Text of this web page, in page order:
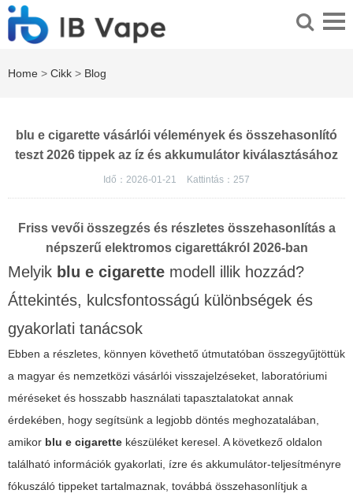
Home > Cikk > Blog
blu e cigarette vásárlói vélemények és összehasonlító
teszt 2026 tippek az íz és akkumulátor kiválasztásához
Idő：2026-01-21 Kattintás： 257
Friss vevői összegzés és részletes összehasonlítás a
népszerű elektromos cigarettákról 2026-ban
Melyik blu e cigarette modell illik hozzád?
Áttekintés, kulcsfontosságú különbségek és
gyakorlati tanácsok
Ebben a részletes, könnyen követhető útmutatóban összegyűjtöttük
a magyar és nemzetközi vásárlói visszajelzéseket, laboratóriumi
méréseket és hosszabb használati tapasztalatokat annak
érdekében, hogy segítsünk a legjobb döntés meghozatalában,
amikor blu e cigarette készüléket keresel. A következő oldalon
található információk gyakorlati, ízre és akkumulátor-teljesítményre
fókuszáló tippeket tartalmaznak, továbbá összehasonlítjuk a